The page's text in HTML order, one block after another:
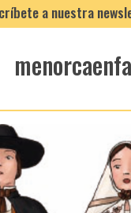
a nuestra